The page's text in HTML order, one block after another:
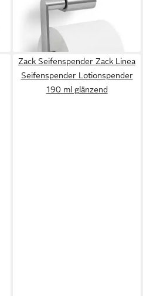
Zack Seifenspender Zack Linea
Seifenspender Lotionspender
190 ml glänzend